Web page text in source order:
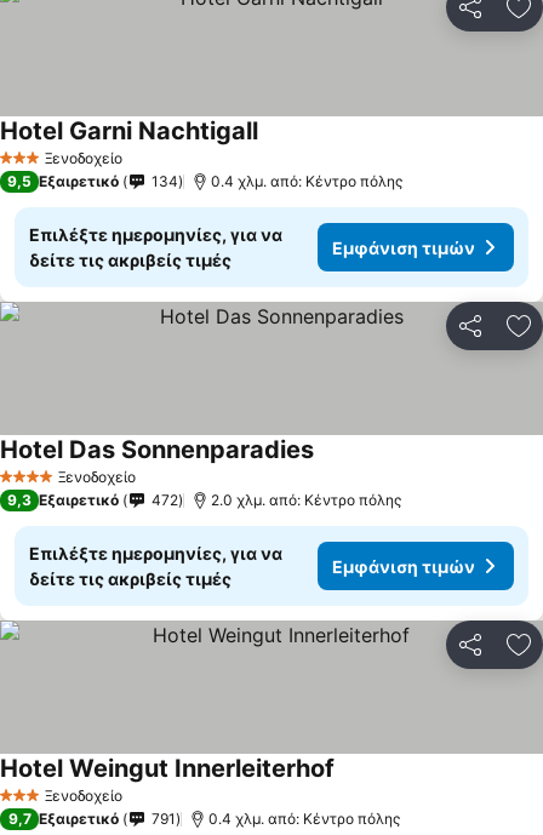
3 ΑστέριαΞενοδοχείο
Hotel Garni Nachtigall
9,5 Εξαιρετικό 134 0.4 χλμ. από: Κέντρο πόλης
Επιλέξτε ημερομηνίες, για να
δείτε τις ακριβείς τιμές
Εμφάνιση τιμών
4 ΑστέριαΞενοδοχείο
Hotel Das Sonnenparadies
9,3 Εξαιρετικό 472 2.0 χλμ. από: Κέντρο πόλης
Επιλέξτε ημερομηνίες, για να
δείτε τις ακριβείς τιμές
Εμφάνιση τιμών
3 ΑστέριαΞενοδοχείο
Hotel Weingut Innerleiterhof
9,7 Εξαιρετικό 791 0.4 χλμ. από: Κέντρο πόλης